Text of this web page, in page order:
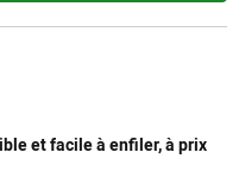
et facile à enfiler, à prix